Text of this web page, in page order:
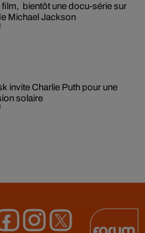
film, bientôt une docu-série sur
Michael Jackson
invite Charlie Puth pour une
solaire